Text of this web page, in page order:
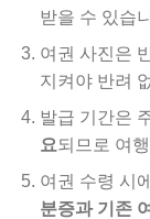
받을 수 있습
여권 사진은
지켜야 반려
발급 기간은
요되므로 여
여권 수령 시
분증과 기존